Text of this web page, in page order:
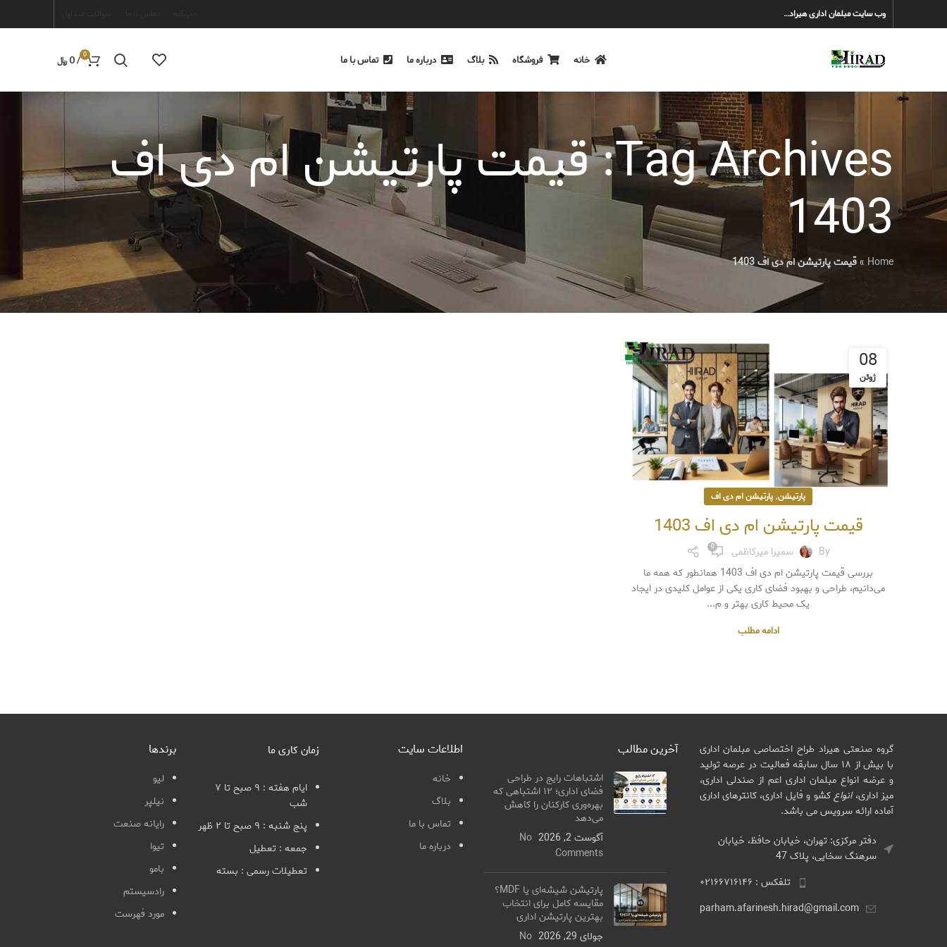
وب سایت مبلمان اداری هیراد…
خانه فروشگاه بلاگ درباره ما تماس با ما 0
/
0 ﷼
Tag Archives: قیمت پارتیشن ام دی اف
1403
Home
» قیمت پارتیشن ام دی اف 1403
08
ژوئن
پارتیشن, پارتیشن ام دی اف
قیمت پارتیشن ام دی اف 1403
By سمیرا میرکاظمی 0
بررسی قیمت پارتیشن ام دی اف 1403 همانطور که همه ما
می‌دانیم، طراحی و بهبود فضای کاری یکی از عوامل کلیدی در ایجاد
یک محیط کاری بهتر و م...
ادامه مطلب
گروه صنعتی هیراد طراح اختصاصی مبلمان اداری
با بیش از ۱۸ سال سابقه فعالیت در عرصه تولید
و عرضه انواع مبلمان اداری اعم از صندلی اداری،
میز اداری،انواعکشو و فایل اداری، کانترهای اداری
آماده ارائه سرویس می باشد.
دفتر مرکزی: تهران، خیابان حافظ، خیابان
سرهنگ سخایی، پلاک 47
تلفکس : ۰۲۱۶۶۷۱۶۱۴۶
parham.afarinesh.hirad@gmail.com
آخرین مطالب
اشتباهات رایج در طراحی
فضای اداری؛ ۱۲ اشتباهی که
بهره‌وری کارکنان را کاهش
می‌دهد
آگوست 2, 2026
No
Comments
پارتیشن شیشه‌ای یا MDF؟
مقایسه کامل برای انتخاب
بهترین پارتیشن اداری
جولای 29, 2026
No
اطلاعات سایت
خانه
بلاگ
تماس با ما
درباره ما
زمان کاری ما
ایام هفته : ۹ صبح تا ۷
شب
پنج شنبه : ۹ صبح تا ۲ ظهر
جمعه : تعطیل
تعطیلات رسمی : بسته
برندها
لیو
نیلپر
رایانه صنعت
تیوا
بامو
رادسیستم
مورد فهرست